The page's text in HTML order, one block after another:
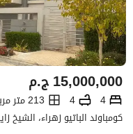
ج.م15,000,000
4
4 213 متر مربع